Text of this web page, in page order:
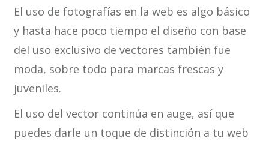
El uso de fotografías en la web es algo básico
y hasta hace poco tiempo el diseño con base
del uso exclusivo de vectores también fue
moda, sobre todo para marcas frescas y
juveniles.
El uso del vector continúa en auge, así que
puedes darle un toque de distinción a tu web